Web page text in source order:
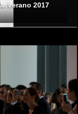
/verano 2017